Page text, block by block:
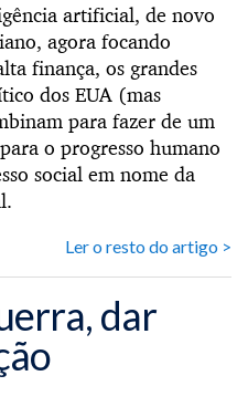
artificial, de novo
agora focando
finança, os grandes
dos EUA (mas
para fazer de um
o progresso humano
social em nome da
Ler o resto do artigo >
dar